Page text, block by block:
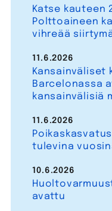
Katse kauteen
Polttoaineen
vihreää
Kansainväliset
Barcelonassa
kansainvälisiä
11.6.2026
tulevina
11.6.2026
avattu
10.6.2026